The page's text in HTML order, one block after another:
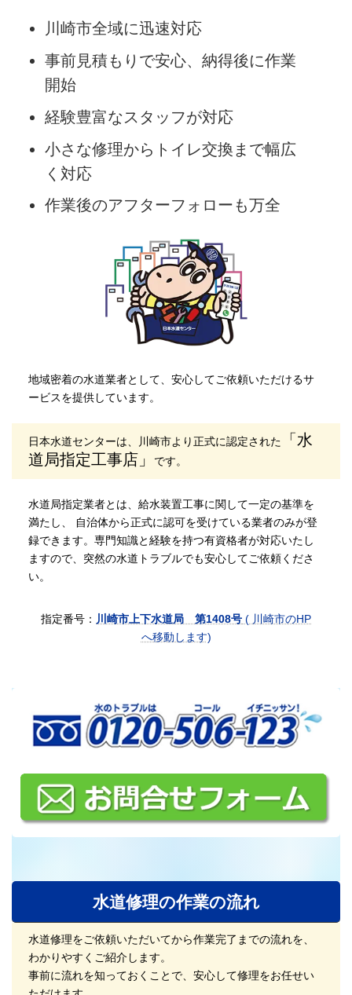
川崎市全域に迅速対応
事前見積もりで安心、納得後に作業
開始
経験豊富なスタッフが対応
小さな修理からトイレ交換まで幅広
く対応
作業後のアフターフォローも万全
地域密着の水道業者として、安心してご依頼いただけるサ
ービスを提供しています。
日本水道センターは、川崎市より正式に認定された
「水
道局指定工事店」
です。
水道局指定業者とは、給水装置工事に関して一定の基準を
満たし、 自治体から正式に認可を受けている業者のみが登
録できます。専門知識と経験を持つ有資格者が対応いたし
ますので、突然の水道トラブルでも安心してご依頼くださ
い。
指定番号： 川崎市上下水道局 第1408号 ( 川崎市のHP
へ移動します)
水道修理の作業の流れ
水道修理をご依頼いただいてから作業完了までの流れを、
わかりやすくご紹介します。
事前に流れを知っておくことで、安心して修理をお任せい